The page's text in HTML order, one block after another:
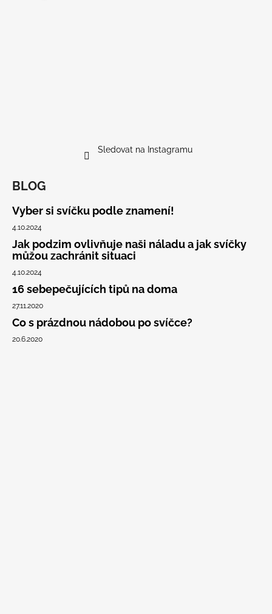
Sledovat na Instagramu
BLOG
Vyber si svíčku podle znamení!
4.10.2024
Jak podzim ovlivňuje naši náladu a jak svíčky
můžou zachránit situaci
4.10.2024
16 sebepečujících tipů na doma
27.11.2020
Co s prázdnou nádobou po svíčce?
20.6.2020